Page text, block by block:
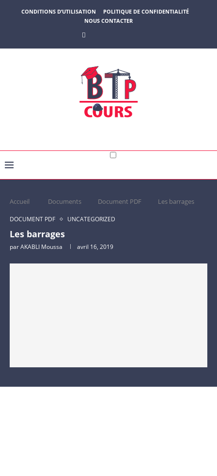
CONDITIONS D’UTILISATION
POLITIQUE DE CONFIDENTIALITÉ
NOUS CONTACTER
Accueil Documents Document PDF Les barrages
DOCUMENT PDF UNCATEGORIZED
Les barrages
parAKABLI Moussa avril 16, 2019